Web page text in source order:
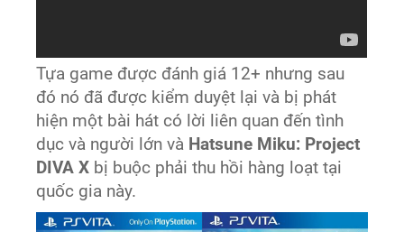
Tựa game được đánh giá 12+ nhưng sau
đó nó đã được kiểm duyệt lại và bị phát
hiện một bài hát có lời liên quan đến tình
dục và người lớn và Hatsune Miku: Project
DIVA X bị buộc phải thu hồi hàng loạt tại
quốc gia này.